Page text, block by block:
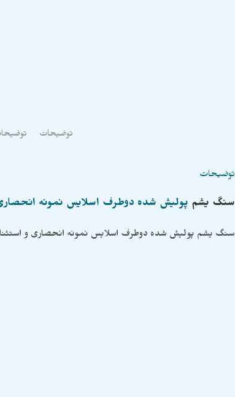
توضیحات
توضیحات
سنگ یشم پولیش شده دوطرف اسلایس نمونه
سنگ یشم پولیش شده دوطرف اسلایس نمونه انحصاری و